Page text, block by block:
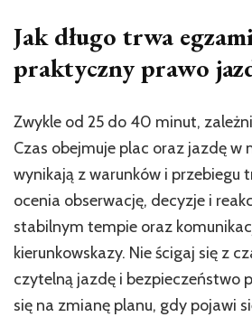
Jak długo trwa
praktyczny prawo
Zwykle od 25 do 40 minut,
Czas obejmuje plac oraz jazdę w
wynikają z warunków i przebiegu
ocenia obserwację, decyzje i
stabilnym tempie oraz
kierunkowskazy. Nie ścigaj się z
czytelną jazdę i bezpieczeństwo
się na zmianę planu, gdy pojawi